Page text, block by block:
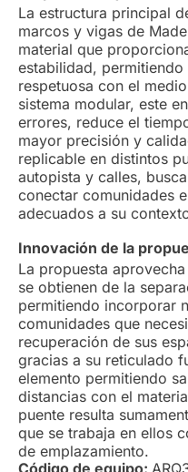
La estructura principal
marcos y vigas de
material que
estabilidad,
respetuosa con el
sistema modular, este
errores, reduce el
mayor precisión y
replicable en distintos
autopista y calles,
conectar comunidades
adecuados a su
Innovación de la
La propuesta
se obtienen de la
permitiendo incorporar
comunidades que
recuperación de sus
gracias a su reticulado
elemento permitiendo
distancias con el
puente resulta
que se trabaja en ellos
de emplazamiento.